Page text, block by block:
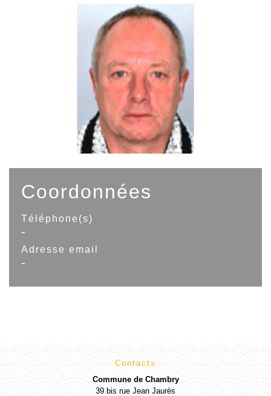
Coordonnées
Téléphone(s)
-
Adresse email
-
Contacts
Commune de Chambry
39 bis rue Jean Jaurès